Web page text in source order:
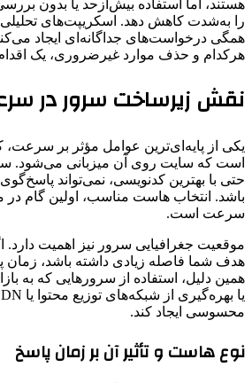
هستند، اما استفاده بیش‌ازحد یا بدون
را به‌شدت کاهش دهد. اسکریپت‌های تحلیلی،
همگی درخواست‌های جداگانه‌ای ایجاد
هرکدام و حذف موارد غیرضروری، یک
نقش زیرساخت سرور در
یکی از پایه‌ای‌ترین عوامل مؤثر بر
است که سایت روی آن میزبانی می‌شود.
حتی با بهترین کدنویسی، نمی‌تواند
باشد. انتخاب هاست مناسب، اولین گام در
سرعت است.
موقعیت جغرافیایی سرور نیز اهمیت دارد.
هدف شما فاصله زیادی داشته باشد، زمان
همین دلیل، استفاده از سرورهایی که به
محسوسی ایجاد کند.
نوع هاست و تأثیر آن بر زمان پاسخ